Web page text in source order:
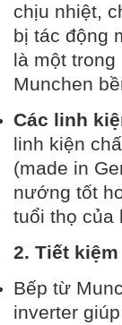
chịu nhiệt,
bị tác động
là một
Munchen
Các linh
linh kiện
(made in
nướng tốt
tuổi thọ của
2. Tiết
Bếp từ
inverter